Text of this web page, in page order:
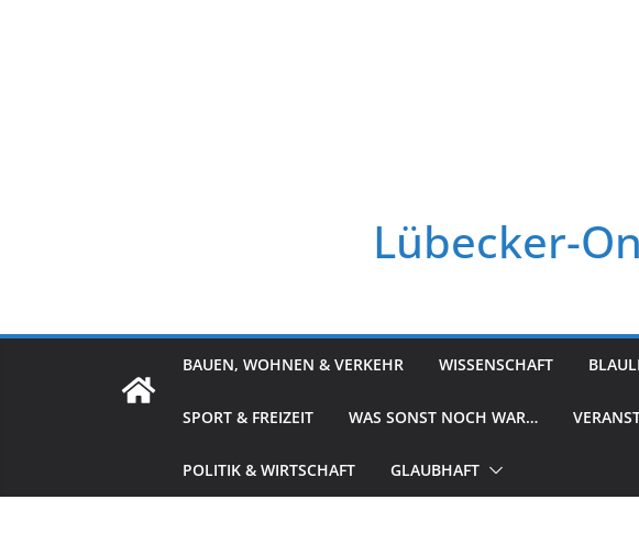
Lübecker-
BAUEN, WOHNEN & VERKEHR WISSENSCHAFT
SPORT & FREIZEIT WAS SONST NOCH WAR…
POLITIK & WIRTSCHAFT GLAUBHAFT